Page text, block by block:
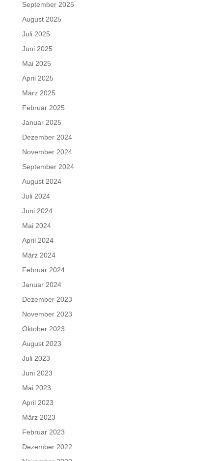
September 2025
August 2025
Juli 2025
Juni 2025
Mai 2025
April 2025
März 2025
Februar 2025
Januar 2025
Dezember 2024
November 2024
September 2024
August 2024
Juli 2024
Juni 2024
Mai 2024
April 2024
März 2024
Februar 2024
Januar 2024
Dezember 2023
November 2023
Oktober 2023
August 2023
Juli 2023
Juni 2023
Mai 2023
April 2023
März 2023
Februar 2023
Dezember 2022